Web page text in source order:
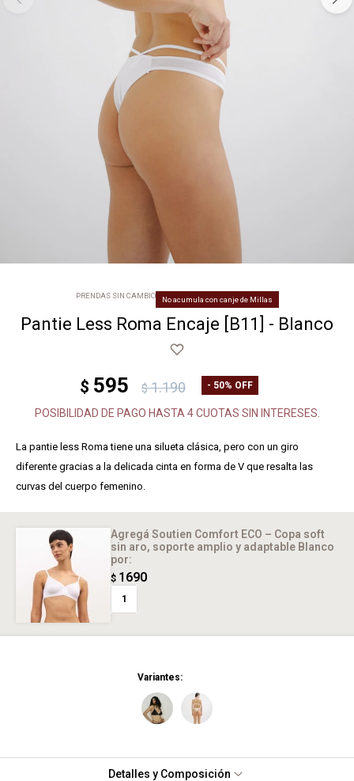
PRENDAS SIN CAMBIO No acumula con canje de Millas
Pantie Less Roma Encaje [B11] - Blanco
$ 595 $ 1.190 50
POSIBILIDAD DE PAGO HASTA 4 CUOTAS SIN INTERESES.
La pantie less Roma tiene una silueta clásica, pero con un giro
diferente gracias a la delicada cinta en forma de V que resalta las
curvas del cuerpo femenino.
Agregá Soutien Comfort ECO – Copa soft
sin aro, soporte amplio y adaptable Blanco
por:
$ 1690
1
Variantes:
Detalles y Composición